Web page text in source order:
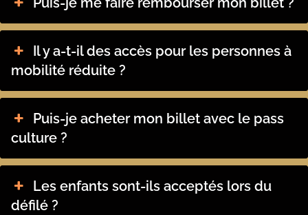
Il y a-t-il des accès pour les personnes à
mobilité réduite ?
Puis-je acheter mon billet avec le pass
culture ?
Les enfants sont-ils acceptés lors du
défilé ?